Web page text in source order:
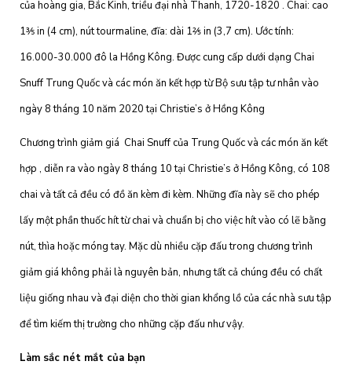
của hoàng gia, Bắc Kinh, triều đại nhà Thanh, 1720-1820 . Chai: cao
1⅗ in (4 cm), nút tourmaline, đĩa: dài 1⅖ in (3,7 cm). Ước tính:
16.000-30.000 đô la Hồng Kông. Được cung cấp dưới dạng Chai
Snuff Trung Quốc và các món ăn kết hợp từ Bộ sưu tập tư nhân vào
ngày 8 tháng 10 năm 2020 tại Christie’s ở Hồng Kông
Chương trình giảm giá Chai Snuff của Trung Quốc và các món ăn kết
hợp , diễn ra vào ngày 8 tháng 10 tại Christie’s ở Hồng Kông, có 108
chai và tất cả đều có đồ ăn kèm đi kèm. Những đĩa này sẽ cho phép
lấy một phần thuốc hít từ chai và chuẩn bị cho việc hít vào có lẽ bằng
nút, thìa hoặc móng tay. Mặc dù nhiều cặp đấu trong chương trình
giảm giá không phải là nguyên bản, nhưng tất cả chúng đều có chất
liệu giống nhau và đại diện cho thời gian khổng lồ của các nhà sưu tập
để tìm kiếm thị trường cho những cặp đấu như vậy.
Làm sắc nét mắt của bạn